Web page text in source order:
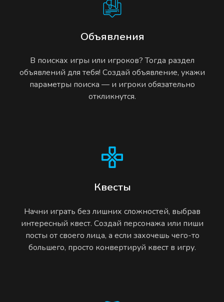
Объявления
В поисках игры или игроков? Тогда раздел
объявлений для тебя! Создай объявление, укажи
параметры поиска — и игроки обязательно
откликнутся.
Квесты
Начни играть без лишних сложностей, выбрав
интересный квест. Создай персонажа или пиши
посты от своего лица, а если захочешь чего-то
большего, просто конвертируй квест в игру.